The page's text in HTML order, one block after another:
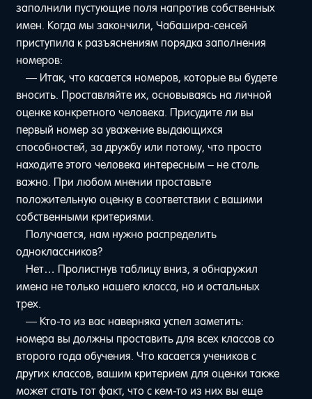
заполнили пустующие поля напротив собственных
имен. Когда мы закончили, Чабашира-сенсей
приступила к разъяснениям порядка заполнения
номеров:
— Итак, что касается номеров, которые вы будете
вносить. Проставляйте их, основываясь на личной
оценке конкретного человека. Присудите ли вы
первый номер за уважение выдающихся
способностей, за дружбу или потому, что просто
находите этого человека интересным – не столь
важно. При любом мнении проставьте
положительную оценку в соответствии с вашими
собственными критериями.
Получается, нам нужно распределить
одноклассников?
Нет… Пролистнув таблицу вниз, я обнаружил
имена не только нашего класса, но и остальных
трех.
— Кто-то из вас наверняка успел заметить:
номера вы должны проставить для всех классов со
второго года обучения. Что касается учеников с
других классов, вашим критерием для оценки также
может стать тот факт, что с кем-то из них вы еще